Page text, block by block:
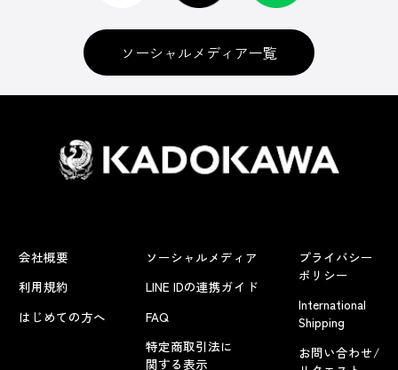
ソーシャルメディア一覧
会社概要
利用規約
はじめての方へ
ソーシャルメディア
LINE IDの連携ガイド
FAQ
特定商取引法に
関する表示
プライバシー
ポリシー
International
Shipping
お問い合わせ/